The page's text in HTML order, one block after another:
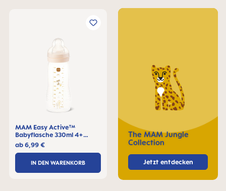
The MAM Jungle
Collection
Jetzt entdecken
MAM Easy Active™
Babyflasche 330ml 4+
Monate, 1 Stck
ab6,99 €
IN DEN WARENKORB